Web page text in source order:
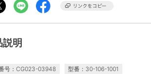
明
号：CG023-03948 型番：30-106-1001